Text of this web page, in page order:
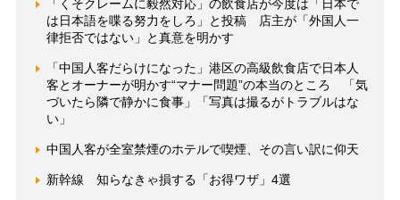
「くそクレームに毅然対応」の飲食店が今度は「日本で
は日本語を喋る努力をしろ」と投稿 店主が「外国人一
律拒否ではない」と真意を明かす
「中国人客だらけになった」港区の高級飲食店で日本人
客とオーナーが明かす“マナー問題”の本当のところ 「気
づいたら隣で静かに食事」「写真は撮るがトラブルはな
い」
中国人客が全室禁煙のホテルで喫煙、その言い訳に仰天
新幹線 知らなきゃ損する「お得ワザ」4選